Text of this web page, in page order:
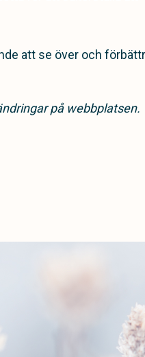
att se över och
på webbplatsen.